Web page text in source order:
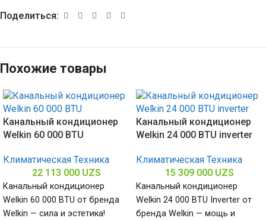
Поделиться:
Похожие товары
Канальный кондиционер
Welkin 60 000 BTU
Климатическая Техника
22 113 000 UZS
Канальный кондиционер
Welkin 60 000 BTU от бренда
Welkin — сила и эстетика!
Канальный кондиционер
Welkin 24 000 BTU inverter
Климатическая Техника
15 309 000 UZS
Канальный кондиционер
Welkin 24 000 BTU Inverter от
бренда Welkin — мощь и